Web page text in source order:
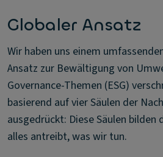
Globaler Ansatz
Wir haben uns einem
Ansatz zur Bewältigung von
Governance-Themen (ESG)
basierend auf vier Säulen der
ausgedrückt: Diese Säulen bilden
alles antreibt, was wir tun.